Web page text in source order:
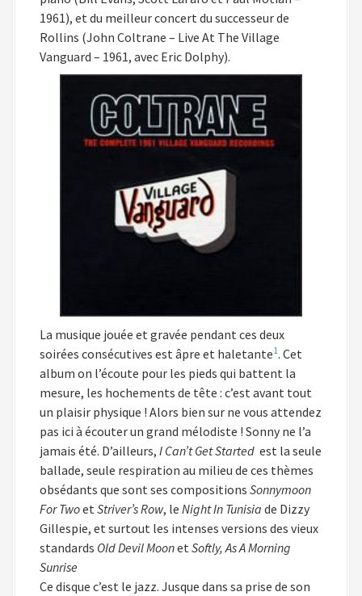
1961), et du meilleur concert du successeur de
Rollins (John Coltrane – Live At The Village
Vanguard – 1961, avec Eric Dolphy).
La musique jouée et gravée pendant ces deux
soirées consécutives est âpre et haletante1. Cet
album on l’écoute pour les pieds qui battent la
mesure, les hochements de tête : c’est avant tout
un plaisir physique ! Alors bien sur ne vous attendez
pas ici à écouter un grand mélodiste ! Sonny ne l’a
jamais été. D’ailleurs, I Can’t Get Started est la seule
ballade, seule respiration au milieu de ces thèmes
obsédants que sont ses compositions Sonnymoon
For TwoetStriver’s Row, le Night In Tunisia de Dizzy
Gillespie, et surtout les intenses versions des vieux
standards Old Devil MoonetSoftly, As A Morning
Sunrise
Ce disque c’est le jazz. Jusque dans sa prise de son